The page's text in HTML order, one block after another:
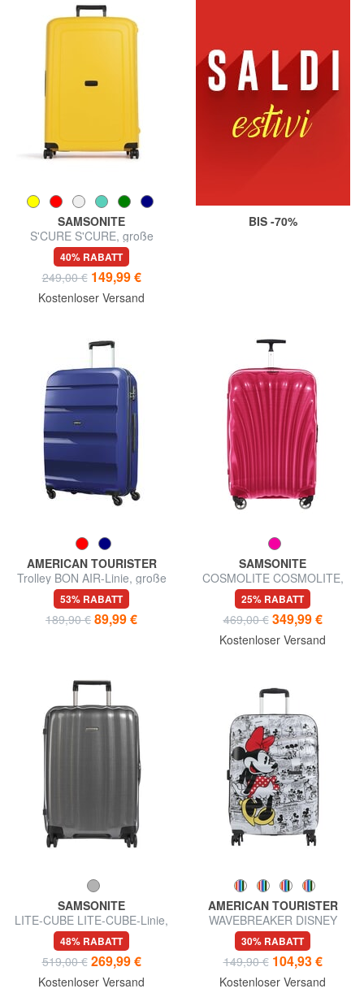
SAMSONITE
S'CURE S'CURE, große
Größe
40% RABATT
249,00 € 149,99 €
Kostenloser Versand
BIS -70%
AMERICAN TOURISTER
Trolley BON AIR-Linie, große
Größe
53% RABATT
189,90 € 89,99 €
SAMSONITE
COSMOLITE COSMOLITE,
mittelgroß, ultraleicht
25% RABATT
469,00 € 349,99 €
Kostenloser Versand
SAMSONITE
LITE-CUBE LITE-CUBE-Linie,
mittlere Größe, ultraleicht
48% RABATT
519,00 € 269,99 €
Kostenloser Versand
AMERICAN TOURISTER
WAVEBREAKER DISNEY
Mittlerer Trolley
30% RABATT
149,90 € 104,93 €
Kostenloser Versand